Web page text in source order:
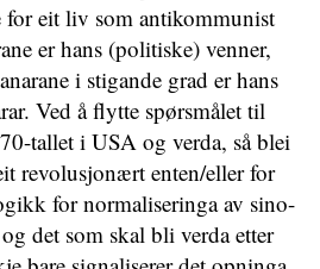
for eit liv som antikommunist
er hans (politiske) venner,
i stigande grad er hans
Ved å flytte spørsmålet til
tallet i USA og verda, så blei
revolusjonært enten/eller for
for normaliseringa av sino-
det som skal bli verda etter